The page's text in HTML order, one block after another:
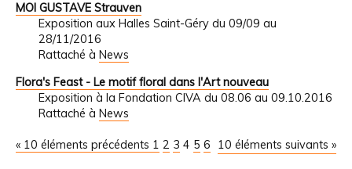
MOI GUSTAVE Strauven
Exposition aux Halles Saint-Géry du 09/09 au
28/11/2016
Rattaché à News
Flora's Feast - Le motif floral dans l'Art nouveau
Exposition à la Fondation CIVA du 08.06 au 09.10.2016
Rattaché à News
« 10 éléments précédents 10 éléments suivants »
1 2 3 4 5 6